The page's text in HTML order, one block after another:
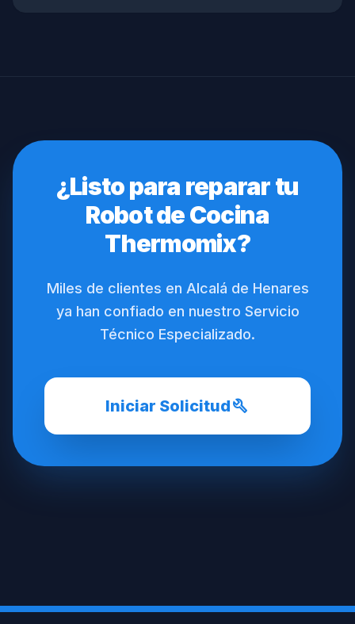
¿Listo para reparar tu
Robot de Cocina
Thermomix?
Miles de clientes en Alcalá de Henares
ya han confiado en nuestro Servicio
Técnico Especializado.
Iniciar Solicitudbuild